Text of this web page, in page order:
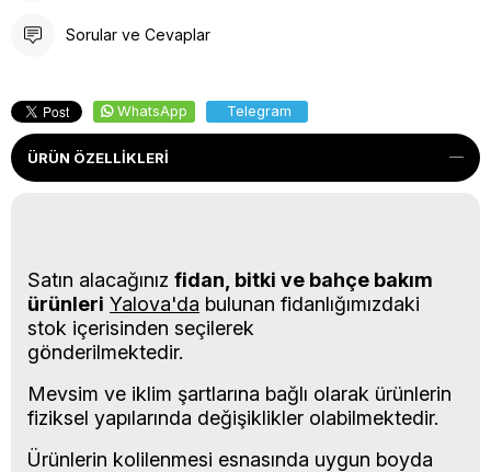
Sorular ve Cevaplar
WhatsApp Telegram
ÜRÜN ÖZELLIKLERI
Satın alacağınız fidan, bitki ve bahçe bakım
ürünleri Yalova'da bulunan fidanlığımızdaki
stok içerisinden seçilerek
gönderilmektedir.
Mevsim ve iklim şartlarına bağlı olarak ürünlerin
fiziksel yapılarında değişiklikler olabilmektedir.
Ürünlerin kolilenmesi esnasında uygun boyda